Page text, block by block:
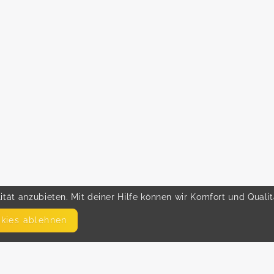
anzubieten. Mit deiner Hilfe können wir Komfort und
ablehnen